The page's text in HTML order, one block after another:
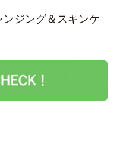
ジング＆スキンケ